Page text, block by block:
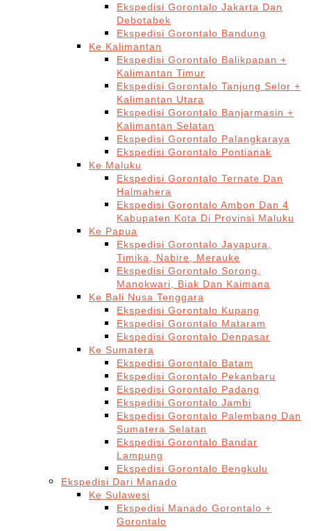
Ekspedisi Gorontalo Jakarta Dan
Debotabek
Ekspedisi Gorontalo Bandung
Ke Kalimantan
Ekspedisi Gorontalo Balikpapan +
Kalimantan Timur
Ekspedisi Gorontalo Tanjung Selor +
Kalimantan Utara
Ekspedisi Gorontalo Banjarmasin +
Kalimantan Selatan
Ekspedisi Gorontalo Palangkaraya
Ekspedisi Gorontalo Pontianak
Ke Maluku
Ekspedisi Gorontalo Ternate Dan
Halmahera
Ekspedisi Gorontalo Ambon Dan 4
Kabupaten Kota Di Provinsi Maluku
Ke Papua
Ekspedisi Gorontalo Jayapura,
Timika, Nabire, Merauke
Ekspedisi Gorontalo Sorong,
Manokwari, Biak Dan Kaimana
Ke Bali Nusa Tenggara
Ekspedisi Gorontalo Kupang
Ekspedisi Gorontalo Mataram
Ekspedisi Gorontalo Denpasar
Ke Sumatera
Ekspedisi Gorontalo Batam
Ekspedisi Gorontalo Pekanbaru
Ekspedisi Gorontalo Padang
Ekspedisi Gorontalo Jambi
Ekspedisi Gorontalo Palembang Dan
Sumatera Selatan
Ekspedisi Gorontalo Bandar
Lampung
Ekspedisi Gorontalo Bengkulu
Ekspedisi Dari Manado
Ke Sulawesi
Ekspedisi Manado Gorontalo +
Gorontalo